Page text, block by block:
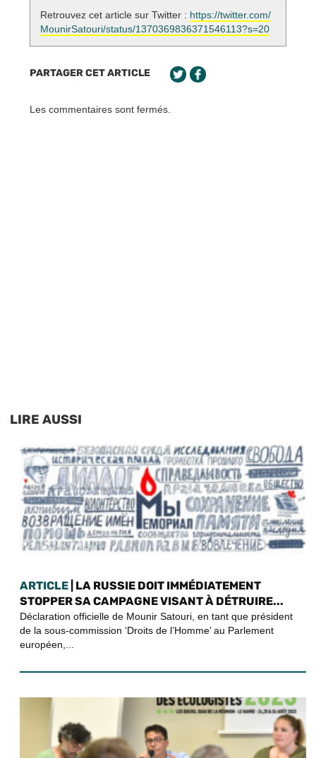
Retrouvez cet article sur Twitter : https://twitter.com/
MounirSatouri/status/1370369836371546113?s=20
PARTAGER CET ARTICLE
Les commentaires sont fermés.
LIRE AUSSI
ARTICLE | LA RUSSIE DOIT IMMÉDIATEMENT
STOPPER SA CAMPAGNE VISANT À DÉTRUIRE...
Déclaration officielle de Mounir Satouri, en tant que président
de la sous-commission ‘Droits de l’Homme’ au Parlement
européen,...